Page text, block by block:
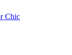
Chic